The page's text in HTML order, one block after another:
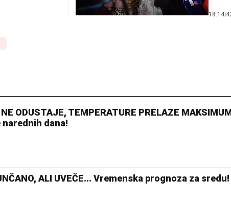
18:14
ODUSTAJE, TEMPERATURE PRELAZE
dana!
ALI UVEČE... Vremenska prognoza za sredu!